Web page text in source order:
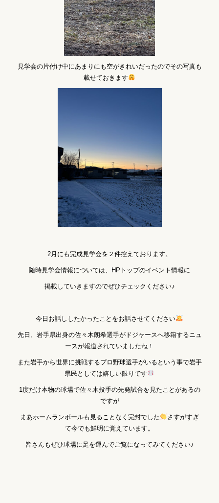
見学会の片付け中にあまりにも空がきれいだったのでその写真も
載せておきます
2月にも完成見学会を２件控えております。
随時見学会情報については、HPトップのイベント情報に
掲載していきますのでぜひチェックください♪
今日お話ししたかったことをお話させてください
先日、岩手県出身の佐々木朗希選手がドジャースへ移籍するニュ
ースが報道されていましたね！
また岩手から世界に挑戦するプロ野球選手がいるという事で岩手
県民としては嬉しい限りです
1度だけ本物の球場で佐々木投手の先発試合を見たことがあるの
ですが
まあホームランボールも見ることなく完封でした
さすがすぎ
て今でも鮮明に覚えています。
皆さんもぜひ球場に足を運んでご覧になってみてください♪